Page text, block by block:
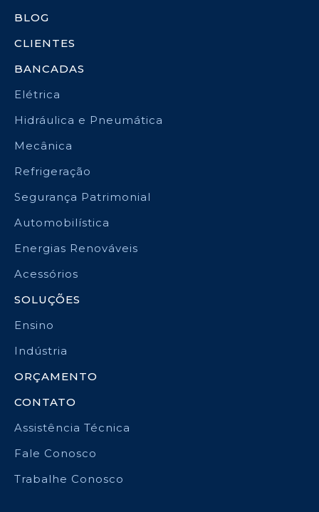
BLOG
CLIENTES
BANCADAS
Elétrica
Hidráulica e Pneumática
Mecânica
Refrigeração
Segurança Patrimonial
Automobilística
Energias Renováveis
Acessórios
SOLUÇÕES
Ensino
Indústria
ORÇAMENTO
CONTATO
Assistência Técnica
Fale Conosco
Trabalhe Conosco